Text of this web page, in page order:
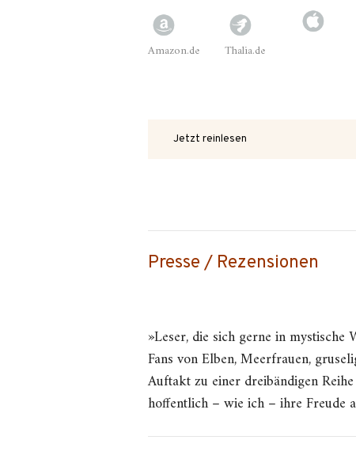
Amazon.de Thalia.de
Jetzt reinlesen
Presse / Rezensionen
»Leser, die sich gerne in
Fans von Elben, Meerfrauen,
Auftakt zu einer dreibändigen
hoffentlich – wie ich – ihre Freude